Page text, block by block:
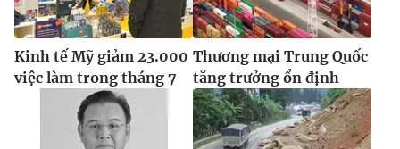
Kinh tế Mỹ giảm 23.000
việc làm trong tháng 7
Thương mại Trung Quốc
tăng trưởng ổn định